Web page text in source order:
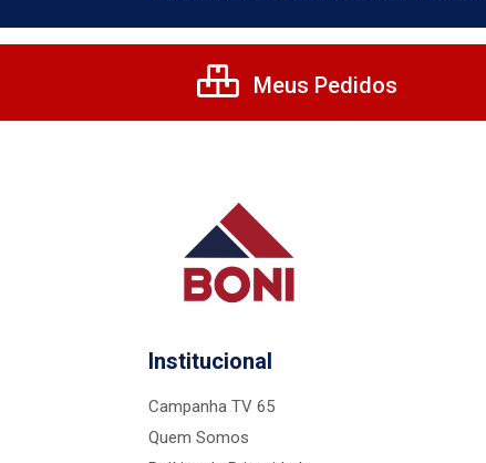
Meus Pedidos
Institucional
Campanha TV 65
Quem Somos